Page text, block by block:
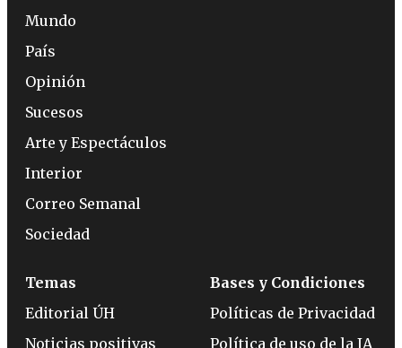
Mundo
País
Opinión
Sucesos
Arte y Espectáculos
Interior
Correo Semanal
Sociedad
Temas
Editorial ÚH
Noticias positivas
Bases y Condiciones
Políticas de Privacidad
Política de uso de la IA